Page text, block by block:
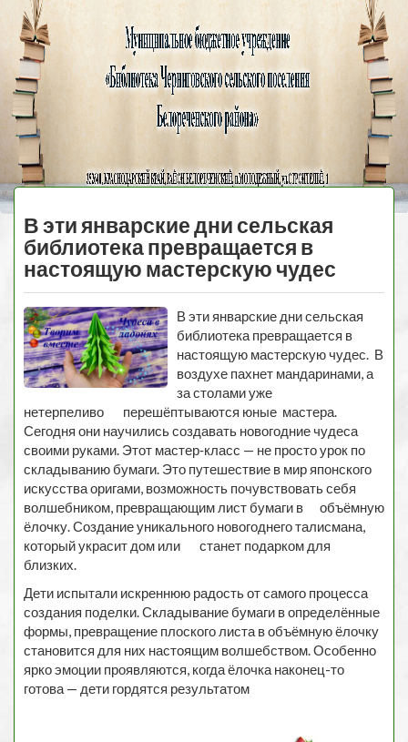
Черниговская
библиотека
МЕНЮ
В эти январские дни сельская
библиотека превращается в
настоящую мастерскую чудес
В эти январские дни сельская
библиотека превращается в
настоящую мастерскую чудес. В
воздухе пахнет мандаринами, а
за столами уже
нетерпеливо перешёптываются юные мастера.
Сегодня они научились создавать новогодние чудеса
своими руками. Этот мастер‑класс — не просто урок по
складыванию бумаги. Это путешествие в мир японского
искусства оригами, возможность почувствовать себя
волшебником, превращающим лист бумаги в объёмную
ёлочку. Создание уникального новогоднего талисмана,
который украсит дом или станет подарком для
близких.
Дети испытали искреннюю радость от самого процесса
создания поделки. Складывание бумаги в определённые
формы, превращение плоского листа в объёмную ёлочку
становится для них настоящим волшебством. Особенно
ярко эмоции проявляются, когда ёлочка наконец-то
готова — дети гордятся результатом